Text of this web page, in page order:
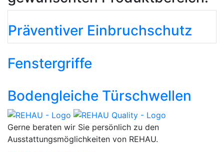
Präventiver Einbruchschutz
Fenstergriffe
Bodengleiche Türschwellen
Gerne beraten wir Sie persönlich zu den
Ausstattungsmöglichkeiten von REHAU.